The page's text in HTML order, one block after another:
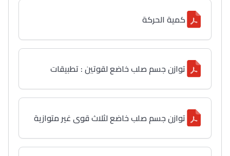
كمية الحركة
توازن جسم صلب خاضع لقوتين : تطبيقات
توازن جسم صلب خاضع لثلاث قوى غير متوازية